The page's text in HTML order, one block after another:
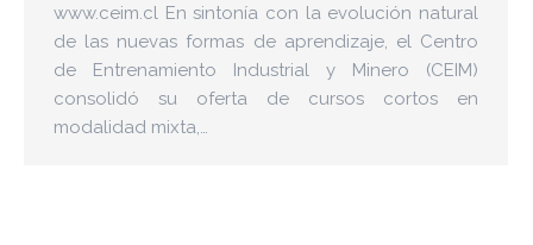
www.ceim.cl En sintonía con la evolución natural
de las nuevas formas de aprendizaje, el Centro
de Entrenamiento Industrial y Minero (CEIM)
consolidó su oferta de cursos cortos en
modalidad mixta,…